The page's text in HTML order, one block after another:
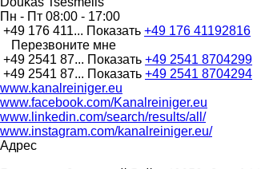
Пн - Пт 08:00 - 17:00
+49 176 411... Показать +49 176 41192816
Перезвоните мне
+49 2541 87... Показать +49 2541 8704299
+49 2541 87... Показать +49 2541 8704294
www.kanalreiniger.eu
www.facebook.com/Kanalreiniger.eu
www.linkedin.com/search/results/all/
www.instagram.com/kanalreiniger.eu/
Адрес